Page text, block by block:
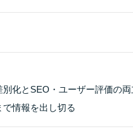
化とSEO・ユーザー評価の
情報を出し切る